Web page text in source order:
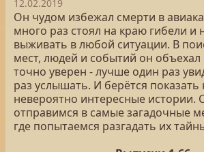
12.02.2019
Он чудом избежал смерти в
много раз стоял на краю гибели и
выживать в любой ситуации. В
мест, людей и событий он
точно уверен - лучше один раз
раз услышать. И берётся показать
невероятно интересные истории.
отправимся в самые загадочные
где попытаемся разгадать их